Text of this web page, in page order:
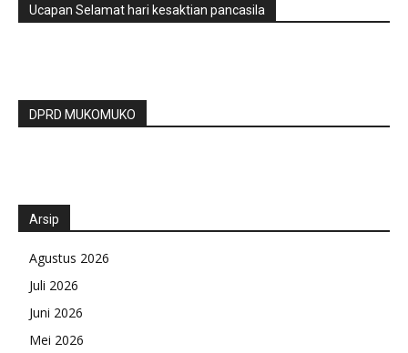
Ucapan Selamat hari kesaktian pancasila
DPRD MUKOMUKO
Arsip
Agustus 2026
Juli 2026
Juni 2026
Mei 2026